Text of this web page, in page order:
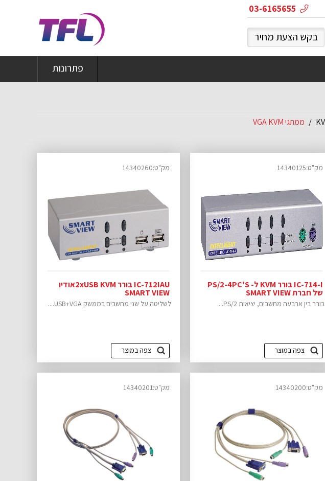
03-6165655
בקש הצעת מחיר
פתרונות
ממתגי VGA KVM
IC-714-I בורר KVM ל- PS/2-4PC'S
של חברת SMART VIEW
בורר בין ארבעה מחשבים, יציאות PS/2....
צפה במוצר
מק"ט:14340125
IC-712IAU בורר 2xUSB KVMאודיו
SMART VIEW
לשליטה על שני מחשבים בממשק USB+VGA....
צפה במוצר
מק"ט:14340260
מק"ט:14340200 מק"ט:14340201